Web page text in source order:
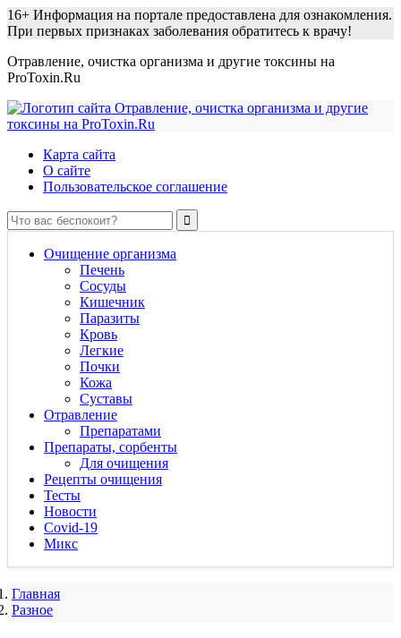
16+ Информация на портале предоставлена для ознакомления.
При первых признаках заболевания обратитесь к врачу!
Отравление, очистка организма и другие токсины на
ProToxin.Ru
Карта сайта
О сайте
Пользовательское соглашение
Очищение организма
Печень
Сосуды
Кишечник
Паразиты
Кровь
Легкие
Почки
Кожа
Суставы
Отравление
Препаратами
Препараты, сорбенты
Для очищения
Рецепты очищения
Тесты
Новости
Covid-19
Микс
Главная
Разное